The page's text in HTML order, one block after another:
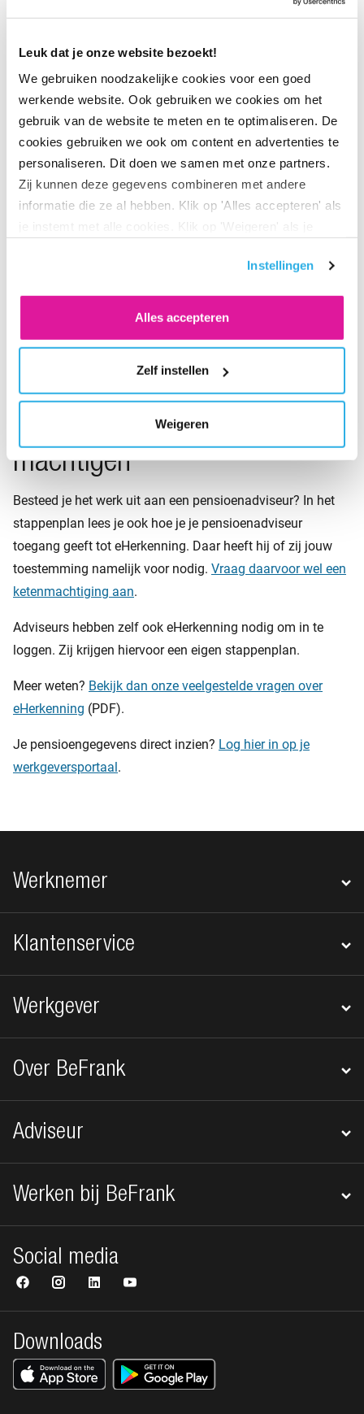
Leuk dat je onze website bezoekt!
We gebruiken noodzakelijke cookies voor een goed
werkende website. Ook gebruiken we cookies om het
gebruik van de website te meten en te optimaliseren. De
cookies gebruiken we ook om content en advertenties te
personaliseren. Dit doen we samen met onze partners.
Zij kunnen deze gegevens combineren met andere
informatie die ze al hebben. Klik op 'Alles accepteren' als
vind je meer informatie. Je kunt altijd je toestemming
Instellingen
Alles accepteren
Zelf instellen
Weigeren
informatie vind je op eherkenning.nl.
Wil je inloggen op het werkgeversportaal van BeFrank?
Dan heb je een eHerkenningsmiddel van niveau 3 (EH3)
nodig. Dat herken je aan het volgende logo:
Zo log je in met eHerkenning
overzichtelijke stappenplan
eHerkenning.
Je pensioenadviseur
machtigen
Besteed je het werk uit aan een pensioenadviseur? In het
stappenplan lees je ook hoe je je pensioenadviseur
toegang geeft tot eHerkenning. Daar heeft hij of zij jouw
toestemming namelijk voor nodig. Vraag daarvoor wel een
ketenmachtiging aan.
Adviseurs hebben zelf ook eHerkenning nodig om in te
loggen. Zij krijgen hiervoor een eigen stappenplan.
Meer weten? Bekijk dan onze veelgestelde vragen over
eHerkenning (PDF).
Je pensioengegevens direct inzien? Log hier in op je
werkgeversportaal.
Footer navigatie
Werknemer
Klantenservice
Werkgever
Over BeFrank
Adviseur
Werken bij BeFrank
Downloads
Social media